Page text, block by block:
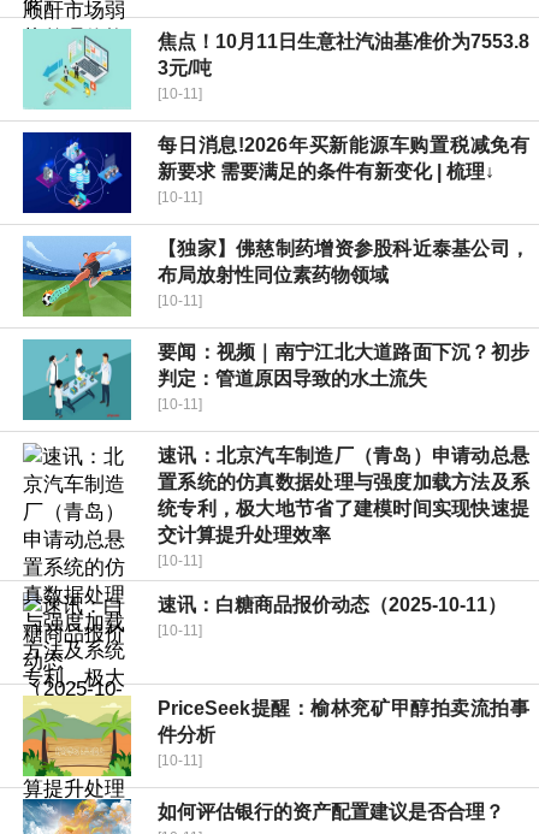
焦点！10月11日生意社汽油基准价为7553.8
3元/吨
[10-11]
每日消息!2026年买新能源车购置税减免有
新要求 需要满足的条件有新变化 | 梳理↓
[10-11]
【独家】佛慈制药增资参股科近泰基公司，
布局放射性同位素药物领域
[10-11]
要闻：视频｜南宁江北大道路面下沉？初步
判定：管道原因导致的水土流失
[10-11]
速讯：北京汽车制造厂（青岛）申请动总悬
置系统的仿真数据处理与强度加载方法及系
统专利，极大地节省了建模时间实现快速提
交计算提升处理效率
[10-11]
速讯：白糖商品报价动态（2025-10-11）
[10-11]
PriceSeek提醒：榆林兖矿甲醇拍卖流拍事
件分析
[10-11]
如何评估银行的资产配置建议是否合理？